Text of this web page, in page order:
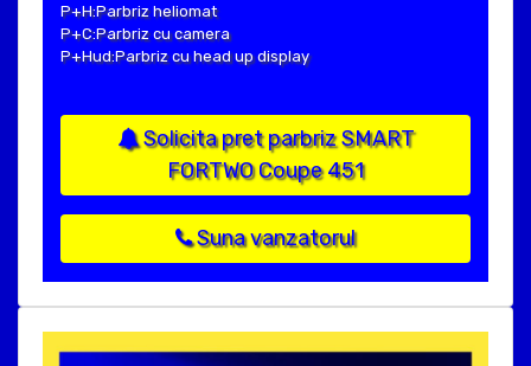
P+H:Parbriz heliomat
P+C:Parbriz cu camera
P+Hud:Parbriz cu head up display
Solicita pret parbriz SMART
FORTWO Coupe 451
Suna vanzatorul